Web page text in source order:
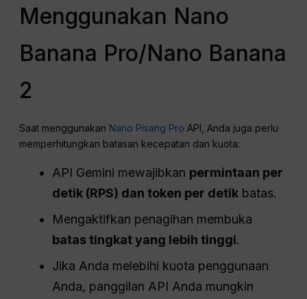
Menggunakan Nano
Banana Pro/Nano Banana
2
Saat menggunakan Nano Pisang Pro API, Anda juga perlu
memperhitungkan batasan kecepatan dan kuota:
API Gemini mewajibkan permintaan per
detik (RPS) dantoken per detik batas.
Mengaktifkan penagihan membuka
batas tingkat yang lebih tinggi.
Jika Anda melebihi kuota penggunaan
Anda, panggilan API Anda mungkin